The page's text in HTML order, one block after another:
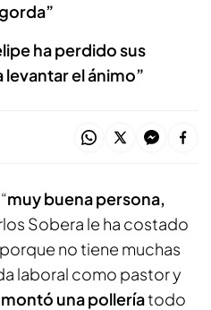
ha perdido sus
levantar el ánimo”
muy buena persona,
Sobera le ha costado
no tiene muchas
laboral como pastor y
montó una polleríatodo